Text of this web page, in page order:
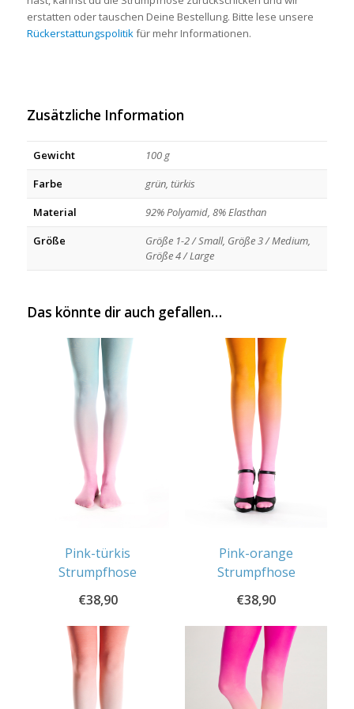
erstatten oder tauschen Deine Bestellung. Bitte lese unsere
Rückerstattungspolitikfür mehr Informationen.
Zusätzliche Information
Gewicht
100 g
Farbe
grün, türkis
Material
92% Polyamid, 8% Elasthan
Größe
Größe 1-2 / Small, Größe 3 / Medium,
Größe 4 / Large
Das könnte dir auch gefallen…
Pink-türkis
Strumpfhose
€38,90
Pink-orange
Strumpfhose
€38,90